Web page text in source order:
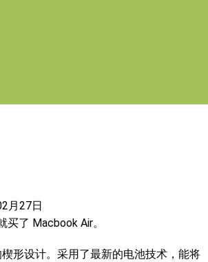
月27日
了 Macbook Air。
形设计。采用了最新的电池技术，能将